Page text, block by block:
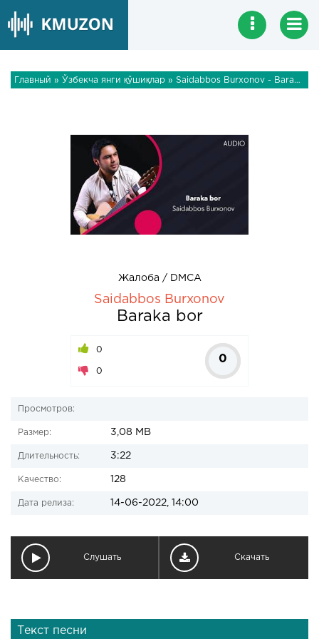
Главный » Ўзбекча янги қўшиқлар » Saidabbos Burxonov - Baraka bor
Жалоба / DMCA
Saidabbos Burxonov
Baraka bor
0
0
0
Просмотров:
Размер: 3,08 MB
Длительность: 3:22
Качество: 128
Дата релиза: 14-06-2022, 14:00
Слушать Скачать
Текст песни